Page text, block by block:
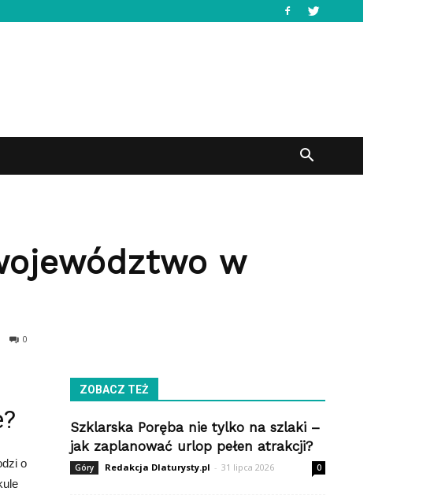
w
0
o
ZOBACZ TEŻ
Szklarska Poręba nie tylko na szlaki –
jak zaplanować urlop pełen atrakcji?
Góry Redakcja Dlaturysty.pl - 31 lipca 2026 0